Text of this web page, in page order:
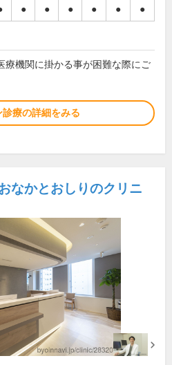
● ● ● ● ● ●
療機関に掛かる事が困難な際にご
療の詳細をみる
なかとおしりのクリニ